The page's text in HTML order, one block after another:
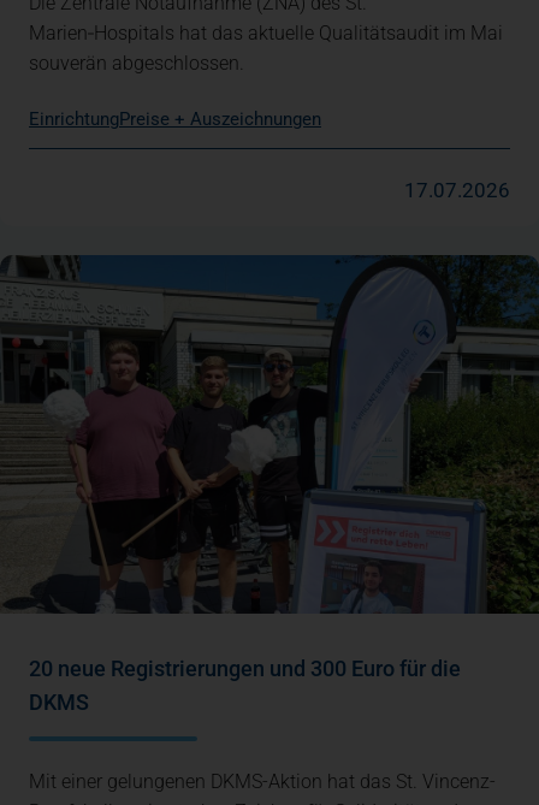
Marien‑Hospitals hat das aktuelle Qualitätsaudit im Mai
souverän abgeschlossen.
EinrichtungPreise + Auszeichnungen
17.07.2026
20 neue Registrierungen und 300 Euro für die
DKMS
Mit einer gelungenen DKMS-Aktion hat das St. Vincenz-